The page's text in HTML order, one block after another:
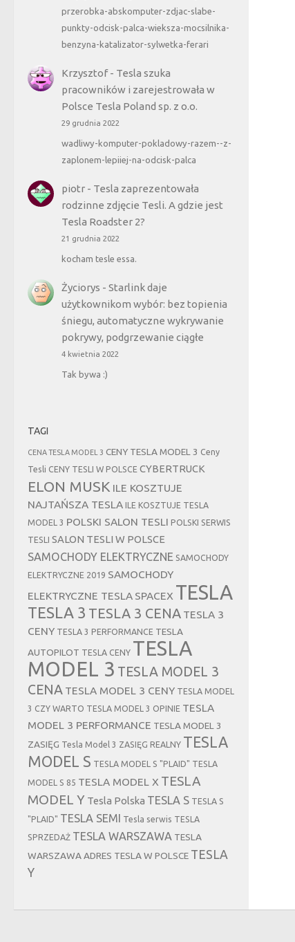
przerobka-abskomputer-zdjac-slabe-
punkty-odcisk-palca-wieksza-mocsilnika-
benzyna-katalizator-sylwetka-ferari
Krzysztof- Tesla szuka
pracowników i zarejestrowała w
Polsce Tesla Poland sp. z o.o.
29 grudnia 2022
wadliwy-komputer-pokladowy-razem--z-
zaplonem-lepiiej-na-odcisk-palca
piotr- Tesla zaprezentowała
rodzinne zdjęcie Tesli. A gdzie jest
Tesla Roadster 2?
21 grudnia 2022
kocham tesle essa.
Życiorys - Starlink daje
użytkownikom wybór: bez topienia
śniegu, automatyczne wykrywanie
pokrywy, podgrzewanie ciągłe
4 kwietnia 2022
Tak bywa :)
TAGI
CENA TESLA MODEL 3 CENY TESLA MODEL 3 Ceny
Tesli CENY TESLI W POLSCE CYBERTRUCK
ELON MUSK ILE KOSZTUJE
NAJTAŃSZA TESLA
ILE KOSZTUJE TESLA
MODEL 3 POLSKI SALON TESLI POLSKI SERWIS
TESLI
SALON TESLI W POLSCE
SAMOCHODY ELEKTRYCZNE SAMOCHODY
ELEKTRYCZNE 2019 SAMOCHODY
ELEKTRYCZNE TESLA SPACEX TESLA
TESLA 3 TESLA 3 CENA TESLA 3
CENY TESLA 3 PERFORMANCE TESLA
AUTOPILOT TESLA CENY TESLA
MODEL 3 TESLA MODEL 3
CENA TESLA MODEL 3 CENY TESLA MODEL
3 CZY WARTO TESLA MODEL 3 OPINIE TESLA
MODEL 3 PERFORMANCE TESLA MODEL 3
ZASIĘG Tesla Model 3 ZASIĘG REALNY TESLA
MODEL S TESLA MODEL S "PLAID" TESLA
MODEL S 85 TESLA MODEL X TESLA
MODEL Y Tesla Polska TESLA S TESLA S
"PLAID" TESLA SEMI Tesla serwis TESLA
SPRZEDAŻ TESLA WARSZAWA TESLA
WARSZAWA ADRES TESLA W POLSCE TESLA
Y